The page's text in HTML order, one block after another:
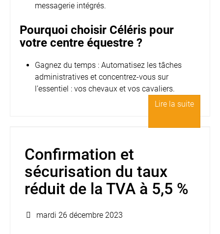
messagerie intégrés.
Pourquoi choisir Céléris pour
votre centre équestre ?
Gagnez du temps : Automatisez les tâches
administratives et concentrez-vous sur
l’essentiel : vos chevaux et vos cavaliers.
Lire la suite
Confirmation et
sécurisation du taux
réduit de la TVA à 5,5 %
mardi 26 décembre 2023